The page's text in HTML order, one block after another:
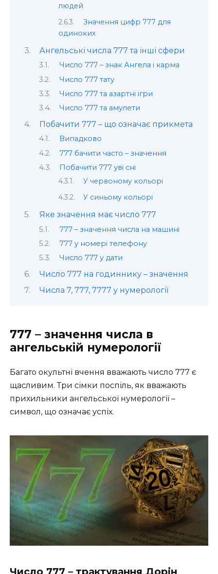
людей
Значення цифр 777 для
одиноких
Ангельські числа 777 та інші сфери
Число 777 – знак Ангела і карма
Число 777 тату
Число 777 та азартні ігри
Число 777 та амулети
Побачити 777 – що означає прикмета
Випадково
777 бачити часто – значення
Побачити 777 уві сні
У червоному кольорі
У синьому кольорі
Яке значення має число 777
777 – значення числа на машині
777 у номері телефону
Число 777 у дати
Число 777 на годиннику – значення
Числа 7, 777, 7777 у нумерології
777 – значення числа в
ангельській нумерології
Багато окультні вчення вважають число 777 є
щасливим. Три сімки поспіль, як вважають
прихильники ангельської нумерології –
символ, що означає успіх.
Число 777 – трактування Дорін